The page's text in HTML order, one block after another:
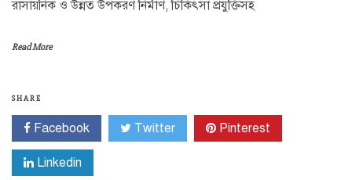
রাসায়নিক ও উন্নত উপকরণ নির্মাণ, চিকিৎসা প্রযুক্তিসহ
Read More
SHARE
Facebook Twitter Pinterest
Linkedin